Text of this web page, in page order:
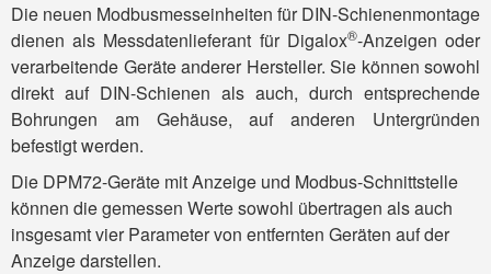
Die neuen Modbus­messeinheiten für DIN-Schienen­montage
dienen als Messdaten­lieferant für Digalox®-Anzeigen oder
verar­beitende Geräte anderer Her­steller. Sie können sowohl
direkt auf DIN-Schienen als auch, durch ent­sprechende
Bohrungen am Gehäuse, auf anderen Unter­gründen
befestigt werden.
Die DPM72-Geräte mit Anzeige und Modbus-Schnitt­stelle
können die gemessen Werte sowohl über­tragen als auch
insgesamt vier Para­meter von ent­fernten Geräten auf der
Anzeige darstellen.